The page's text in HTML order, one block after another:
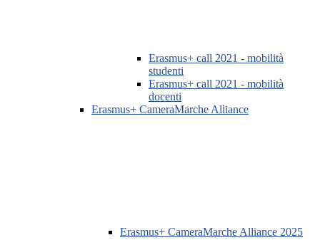
Erasmus+ call 2021 - mobilità
studenti
Erasmus+ call 2021 - mobilità
docenti
Erasmus+ CameraMarche Alliance
Erasmus+ CameraMarche Alliance 2025